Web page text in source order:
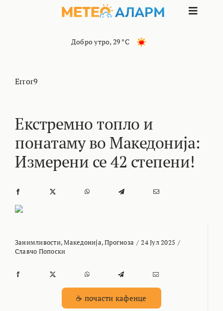
Toggle
КОНТАКТ
Добро утро, 29 °C
Error9
Екстремно топло и
понатаму во Македонија:
Измерени се 42 степени!
Занимливости,Македонија,Прогноза / 24 Јул 2025 /
Славчо Попоски
☕ почасти кафенце